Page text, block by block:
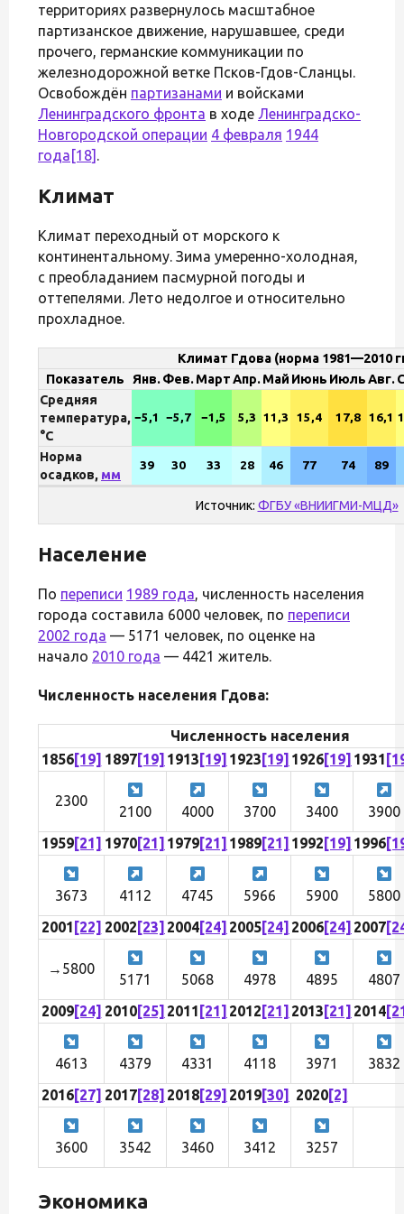
территориях развернулось масштабное
партизанское движение, нарушавшее, среди
прочего, германские коммуникации по
железнодорожной ветке Псков-Гдов-Сланцы.
Освобождён партизанами и войсками
Ленинградского фронта в ходе Ленинградско-
Новгородской операции 4 февраля 1944
года [18] .
Климат
Климат переходный от морского к
континентальному. Зима умеренно-холодная,
с преобладанием пасмурной погоды и
оттепелями. Лето недолгое и относительно
прохладное.
Климат Гдова (норма 1981—2010
Показатель
Янв.Фев.МартАпр.Май Июнь ИюльАвг.
Средняя
температура,
°C
−5,1 −5,7 −1,5 5,3 11,3 15,4 17,8 16,1
Норма
осадков, мм
39 30 33 28 46 77 74 89
Источник: ФГБУ «ВНИИГМИ-МЦД»
Население
По переписи 1989 года, численность населения
города составила 6000 человек, по переписи
2002 года — 5171 человек, по оценке на
начало 2010 года — 4421 житель.
Численность населения Гдова:
Численность населения
1856[19] 1897[19] 1913 [19] 1923 [19] 1926[19] 1931
2300
2100 4000 3700 3400
3900
1959[21] 1970[21] 1979[21] 1989[21] 1992 [19] 1996
3673 4112 4745 5966 5900
5800
2001 [22] 2002 [23] 2004[24] 2005[24] 2006[24] 2007
→5800
5171 5068 4978 4895
4807
2009[24] 2010[25] 2011 [21] 2012 [21] 2013 [21] 2014
4613 4379 4331 4118 3971
3832
2016[27] 2017[28] 2018[29] 2019[30] 2020[2]
3600 3542 3460 3412 3257
Экономика